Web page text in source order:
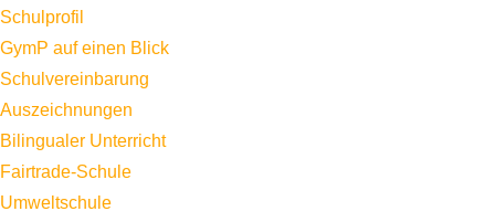
Schulprofil
GymP auf einen Blick
Schulvereinbarung
Auszeichnungen
Bilingualer Unterricht
Fairtrade-Schule
Umweltschule